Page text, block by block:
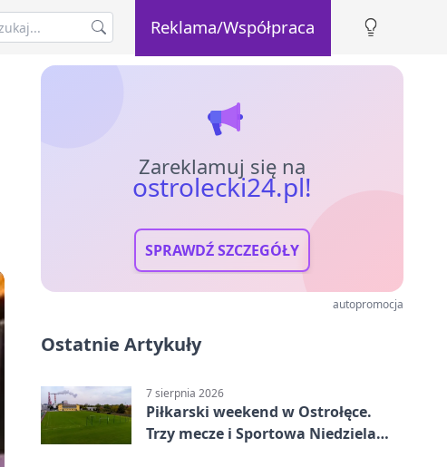
Reklama/Współpraca
Zareklamuj się na
ostrolecki24.pl!
SPRAWDŹ SZCZEGÓŁY
autopromocja
Ostatnie Artykuły
7 sierpnia 2026
Piłkarski weekend w Ostrołęce.
Trzy mecze i Sportowa Niedziela